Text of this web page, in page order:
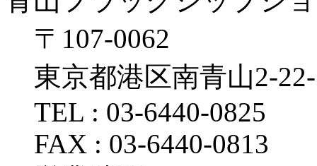
〒107‐0062
東京都港区南青山
TEL : 03‐6440‐0825
FAX : 03‐6440‐0813